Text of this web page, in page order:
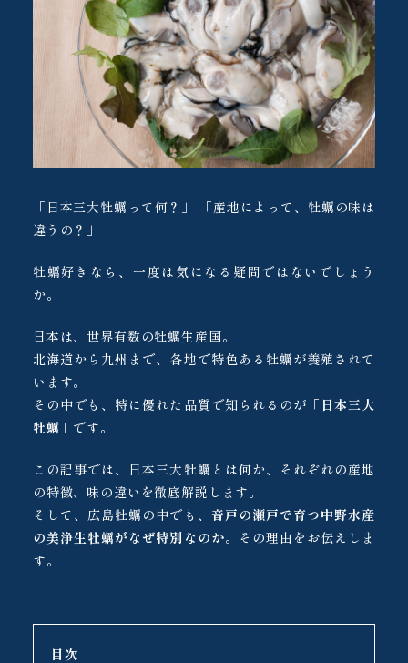
「日本三大牡蠣って何？」 「産地によって、牡蠣の味は
違うの？」
牡蠣好きなら、一度は気になる疑問ではないでしょう
か。
日本は、世界有数の牡蠣生産国。
北海道から九州まで、各地で特色ある牡蠣が養殖されて
います。
その中でも、特に優れた品質で知られるのが「 日本三大
牡蠣 」です。
この記事では、日本三大牡蠣とは何か、それぞれの産地
の特徴、味の違いを徹底解説します。
そして、広島牡蠣の中でも、 音戸の瀬戸で育つ中野水産
の美浄生牡蠣がなぜ特別なのか。その理由をお伝えしま
す。
目次